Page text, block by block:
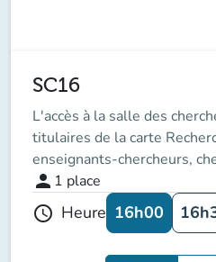
SC16
L'accès à la salle des
titulaires de la carte
enseignants-chercheurs,
person 1 place
schedule Heure 16h00